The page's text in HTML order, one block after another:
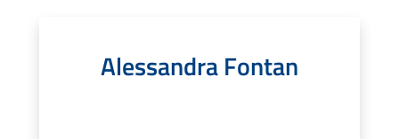
Alessandra Fontan